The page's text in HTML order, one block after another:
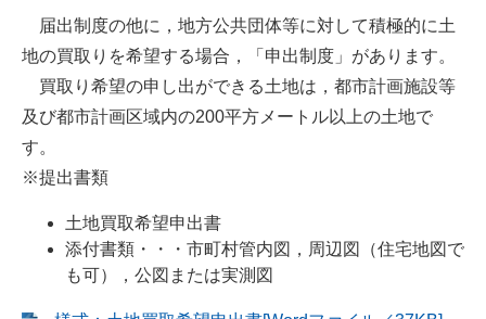
届出制度の他に，地方公共団体等に対して積極的に土
地の買取りを希望する場合，「申出制度」があります。
買取り希望の申し出ができる土地は，都市計画施設等
及び都市計画区域内の200平方メートル以上の土地で
す。
※提出書類
土地買取希望申出書
添付書類・・・市町村管内図，周辺図（住宅地図で
も可），公図または実測図